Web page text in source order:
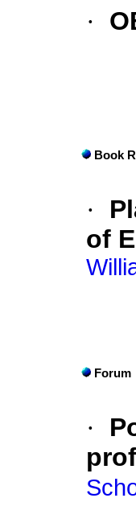
·
Book
·
of
Forum
·